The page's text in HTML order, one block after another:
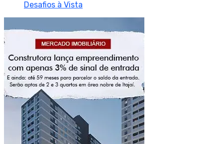
Desafios à Vista